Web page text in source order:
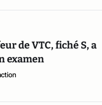
de VTC, fiché S, a
examen